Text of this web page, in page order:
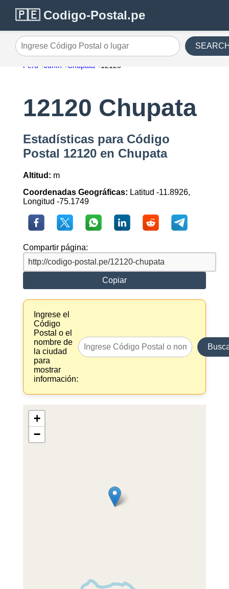
🇵🇪 Codigo-Postal.pe
Ingrese Código Postal o lugar
Perú Junín Chupata 12120
12120 Chupata
Estadísticas para Código
Postal 12120 en Chupata
Altitud: m
Coordenadas Geográficas: Latitud -11.8926,
Longitud -75.1749
Compartir página:
Copiar
Ingrese el
Código
Postal o el
nombre de
la ciudad
para
mostrar
información:
+
−